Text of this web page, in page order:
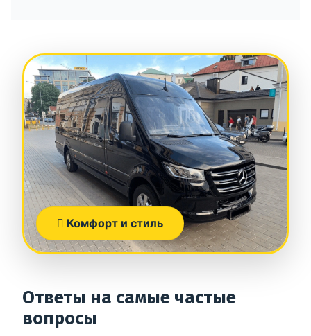
Комфорт и стиль
Ответы на самые частые
вопросы